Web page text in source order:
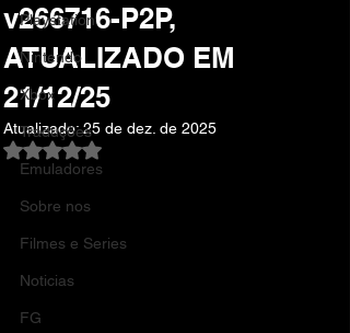
Playstation
Nintendo
Xbox
Traduções
Emuladores
Sobre nos
Filmes e Series
Noticias
FG
v266716-P2P,
ATUALIZADO EM
21/12/25
Atualizado:25 de dez. de 2025
Avaliado com NaN de 5 estrelas.